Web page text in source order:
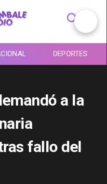
DEPORTES
a la
fallo del